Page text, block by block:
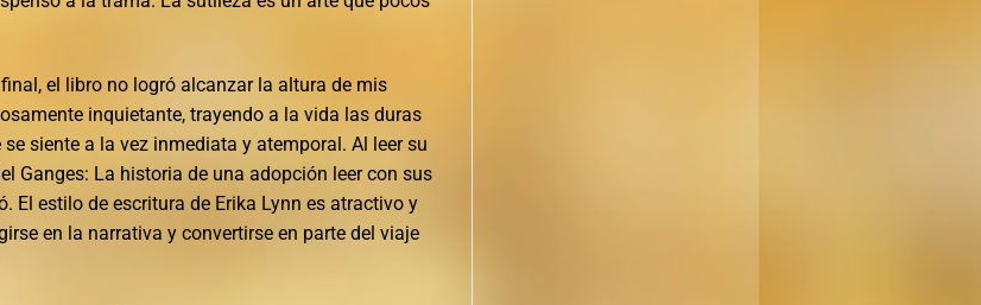
el libro no logró alcanzar la altura de mis
inquietante, trayendo a la vida las duras
siente a la vez inmediata y atemporal. Al leer su
Ganges: La historia de una adopción leer con sus
El estilo de escritura de Erika Lynn es atractivo y
en la narrativa y convertirse en parte del viaje